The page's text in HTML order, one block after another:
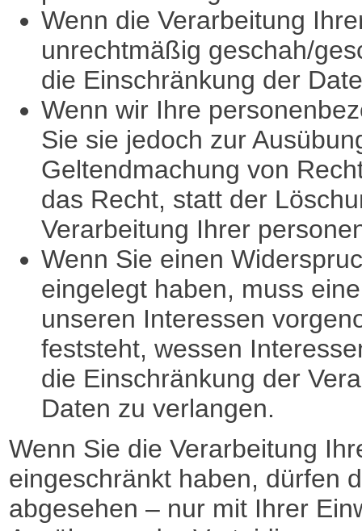
Wenn die Verarbeitung
unrechtmäßig geschah/
die Einschränkung der
Wenn wir Ihre
Sie sie jedoch zur
Geltendmachung von
das Recht, statt der
Verarbeitung Ihrer
Wenn Sie einen
eingelegt haben, muss
unseren Interessen
feststeht, wessen
die Einschränkung der
Daten zu verlangen.
Wenn Sie die Verarbeitung
eingeschränkt haben, dürfen
abgesehen – nur mit Ihrer